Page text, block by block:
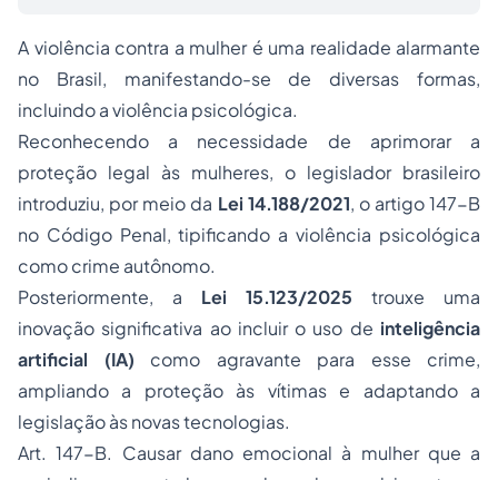
A violência contra a mulher é uma realidade alarmante
no Brasil, manifestando-se de diversas formas,
incluindo a violência psicológica.
Reconhecendo a necessidade de aprimorar a
proteção legal às mulheres, o legislador brasileiro
introduziu, por meio da Lei 14.188/2021, o artigo 147-B
no Código Penal, tipificando a violência psicológica
como crime autônomo.
Posteriormente, a Lei 15.123/2025 trouxe uma
inovação significativa ao incluir o uso de inteligência
artificial (IA) como agravante para esse crime,
ampliando a proteção às vítimas e adaptando a
legislação às novas tecnologias.
Art. 147-B. Causar dano emocional à mulher que a